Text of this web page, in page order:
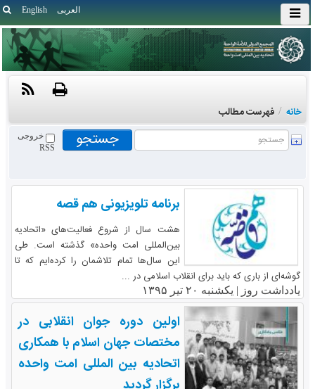
English العربی
خانه / فهرست مطالب
خروجی
RSS
برنامه تلویزیونی هم قصه
هشت سال از شروع فعالیت‌های «اتحادیه
بین‌المللی امت واحده» گذشته است. طی
این سال‌ها تمام تلاشمان را کرده‌ایم که تا
گوشه‌ای از باری که باید برای انقلاب اسلامی در ...
یادداشت روز | یکشنبه ۲۰ تیر ۱۳۹۵
اولین دوره جوان انقلابی در
مختصات جهان اسلام با همکاری
اتحادیه بین المللی امت واحده